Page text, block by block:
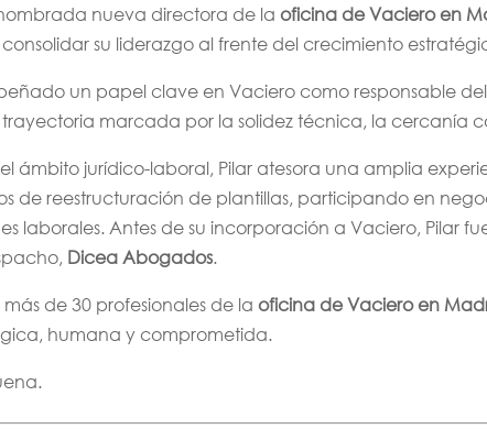
nueva directora de laoficina de Vaciero en
su liderazgo al frente del crecimiento
un papel clave en Vaciero como responsable
marcada por la solidez técnica, la cercanía
ámbito jurídico-laboral, Pilar atesora una amplia
de reestructuración de plantillas, participando en
laborales. Antes de su incorporación a Vaciero, Pilar
Dicea Abogados.
de 30 profesionales de laoficina de Vaciero en
humana y comprometida.